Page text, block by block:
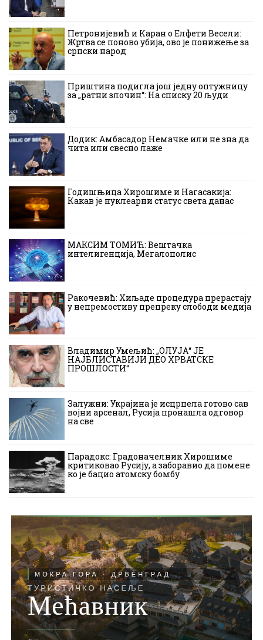
Петронијевић и Каран о Елфети Весели:
Жртва се поново убија, ово је понижење за
српски народ
Приштина подигла још једну оптужницу
за „ратни злочин“: На списку 20 људи
Додик: Амбасадор Немачке или не зна да
чита или свесно лаже
Годишњица Хирошиме и Нагасакија:
Какав је нуклеарни статус света данас
МАКСИМ ТОМИЋ: Вештачка
интелигенција, Мегалополис
Ракочевић: Хиљаде процедура прерастају
у непремостиву препреку слободи медија
Владимир Умељић: „ОЛУЈА“ ЈЕ
НАЈБЛИСТАВИЈИ ДЕО ХРВАТСКЕ
ПРОШЛОСТИ“
Залужни: Украјина је исцрпела готово сав
војни арсенал, Русија пронашла одговор
на све
Парадокс: Градоначелник Хирошиме
критиковао Русију, а заборавио да помене
ко је бацио атомску бомбу